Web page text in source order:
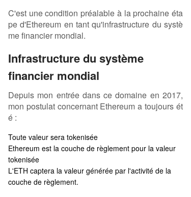
C'est une condition préalable à la prochaine éta
pe d'Ethereum en tant qu'infrastructure du systè
me financier mondial.
Infrastructure du système
financier mondial
Depuis mon entrée dans ce domaine en 2017,
mon postulat concernant Ethereum a toujours ét
é :
Toute valeur sera tokenisée
Ethereum est la couche de règlement pour la valeur
tokenisée
L'ETH captera la valeur générée par l'activité de la
couche de règlement.